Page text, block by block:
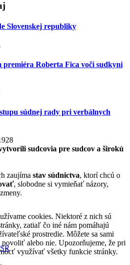
Slovenskej republiky
premiéra Roberta Fica voči sudkyni
súdnej rady pri verbálnych
sudcovia pre sudcov a širokú
zaujíma stav súdnictva, ktorí chcú o
, slobodne si vymieňať názory,
cookies. Niektoré z nich sú
zatiaľ čo iné nám pomáhajú
prostredie. Môžete sa sami
alebo nie. Upozorňujeme, že pri
využívať všetky funkcie stránky.